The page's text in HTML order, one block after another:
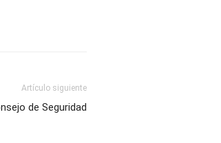
Artículo siguiente
de Seguridad